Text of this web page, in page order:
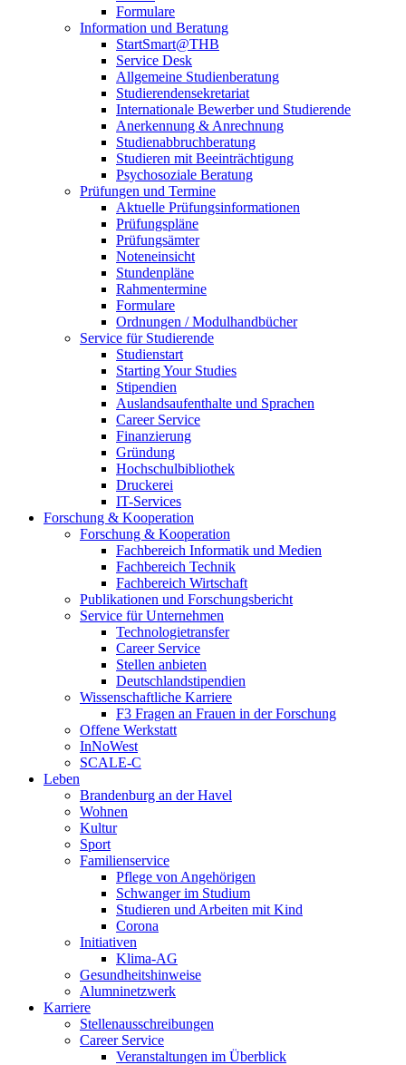
Formulare
Information und Beratung
StartSmart@THB
Service Desk
Allgemeine Studienberatung
Studierendensekretariat
Internationale Bewerber und Studierende
Anerkennung & Anrechnung
Studienabbruchberatung
Studieren mit Beeinträchtigung
Psychosoziale Beratung
Prüfungen und Termine
Aktuelle Prüfungsinformationen
Prüfungspläne
Prüfungsämter
Noteneinsicht
Stundenpläne
Rahmentermine
Formulare
Ordnungen / Modulhandbücher
Service für Studierende
Studienstart
Starting Your Studies
Stipendien
Auslandsaufenthalte und Sprachen
Career Service
Finanzierung
Gründung
Hochschulbibliothek
Druckerei
IT-Services
Forschung & Kooperation
Forschung & Kooperation
Fachbereich Informatik und Medien
Fachbereich Technik
Fachbereich Wirtschaft
Publikationen und Forschungsbericht
Service für Unternehmen
Technologietransfer
Career Service
Stellen anbieten
Deutschlandstipendien
Wissenschaftliche Karriere
F3 Fragen an Frauen in der Forschung
Offene Werkstatt
InNoWest
SCALE-C
Leben
Brandenburg an der Havel
Wohnen
Kultur
Sport
Familienservice
Pflege von Angehörigen
Schwanger im Studium
Studieren und Arbeiten mit Kind
Corona
Initiativen
Klima-AG
Gesundheitshinweise
Alumninetzwerk
Karriere
Stellenausschreibungen
Career Service
Veranstaltungen im Überblick